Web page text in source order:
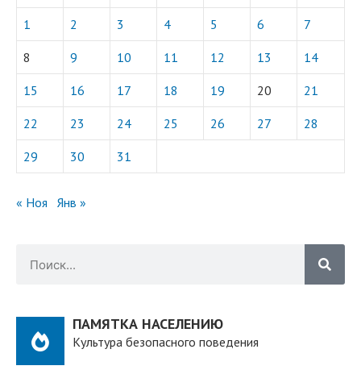
1 2 3 4 5 6 7
8 9 10 11 12 13 14
15 16 17 18 19 20 21
22 23 24 25 26 27 28
29 30 31
« Ноя Янв »
ПАМЯТКА НАСЕЛЕНИЮ
Культура безопасного поведения